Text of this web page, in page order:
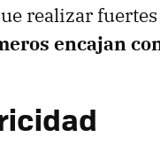
realizar
encajan